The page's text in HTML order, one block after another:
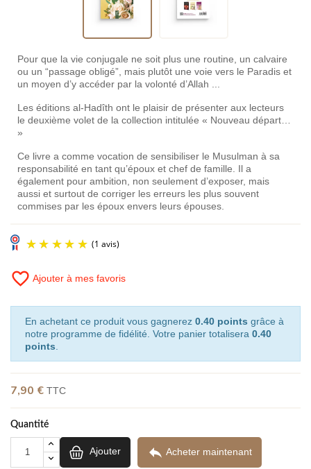
Pour que la vie conjugale ne soit plus une routine, un calvaire
ou un “passage obligé”, mais plutôt une voie vers le Paradis et
un moyen d’y accéder par la volonté d’Allah ...
Les éditions al-Hadîth ont le plaisir de présenter aux lecteurs
le deuxième volet de la collection intitulée « Nouveau départ…
»
Ce livre a comme vocation de sensibiliser le Musulman à sa
responsabilité en tant qu’époux et chef de famille. Il a
également pour ambition, non seulement d’exposer, mais
aussi et surtout de corriger les erreurs les plus souvent
commises par les époux envers leurs épouses.
favorite_border Ajouter à mes favoris
En achetant ce produit vous gagnerez 0.40 points grâce à
notre programme de fidélité. Votre panier totalisera 0.40
points
7,90 € TTC
Quantité
Ajouter  Acheter maintenant